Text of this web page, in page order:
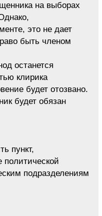
на выборах
это не дает
быть членом
останется
клирика
будет отозвано.
будет обязан
пункт,
подразделениям